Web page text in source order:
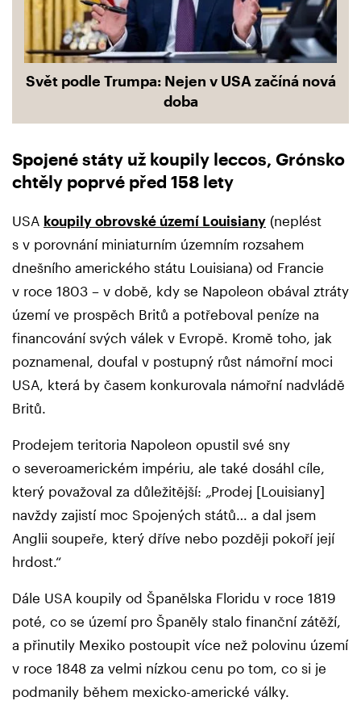
Svět podle Trumpa: Nejen v USA začíná nová
doba
Spojené státy už koupily leccos, Grónsko
chtěly poprvé před 158 lety
USA koupily obrovské území Louisiany (neplést
s v porovnání miniaturním územním rozsahem
dnešního amerického státu Louisiana) od Francie
v roce 1803 – v době, kdy se Napoleon obával ztráty
území ve prospěch Britů a potřeboval peníze na
financování svých válek v Evropě. Kromě toho, jak
poznamenal, doufal v postupný růst námořní moci
USA, která by časem konkurovala námořní nadvládě
Britů.
Prodejem teritoria Napoleon opustil své sny
o severoamerickém impériu, ale také dosáhl cíle,
který považoval za důležitější: „Prodej [Louisiany]
navždy zajistí moc Spojených států… a dal jsem
Anglii soupeře, který dříve nebo později pokoří její
hrdost.“
Dále USA koupily od Španělska Floridu v roce 1819
poté, co se území pro Španěly stalo finanční zátěží,
a přinutily Mexiko postoupit více než polovinu území
v roce 1848 za velmi nízkou cenu po tom, co si je
podmanily během mexicko-americké války.